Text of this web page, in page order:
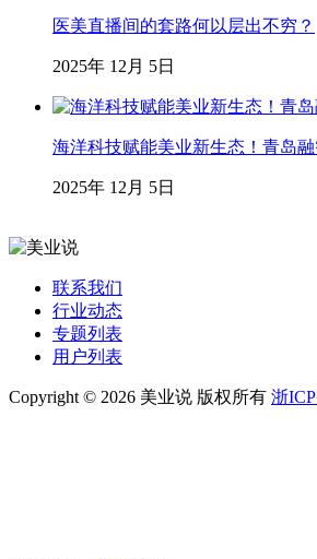
医美直播间的套路何以层出不穷？
2025年 12月 5日
海洋科技赋能美业新生态！青岛
2025年 12月 5日
联系我们
行业动态
专题列表
用户列表
Copyright © 2026 美业说 版权所有 浙